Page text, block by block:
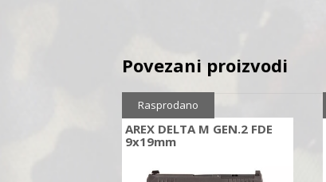
Povezani proizvodi
Sniženo 20%
AREX DELTA M GEN.2 FDE
9x19mm
Rasprodano